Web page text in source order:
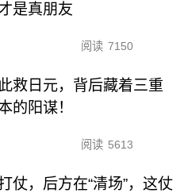
是真朋友
阅读 7150
救日元，背后藏着三重
的阳谋！
阅读 5613
仗，后方在“清场”，这仗